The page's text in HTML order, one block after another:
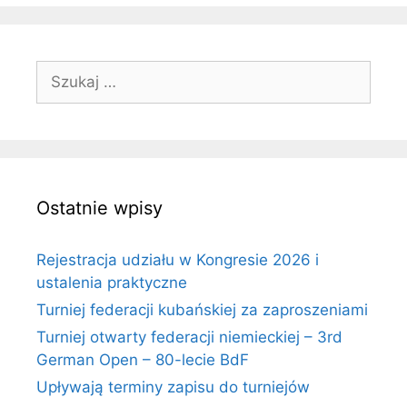
Szukaj:
Ostatnie wpisy
Rejestracja udziału w Kongresie 2026 i
ustalenia praktyczne
Turniej federacji kubańskiej za zaproszeniami
Turniej otwarty federacji niemieckiej – 3rd
German Open – 80-lecie BdF
Upływają terminy zapisu do turniejów